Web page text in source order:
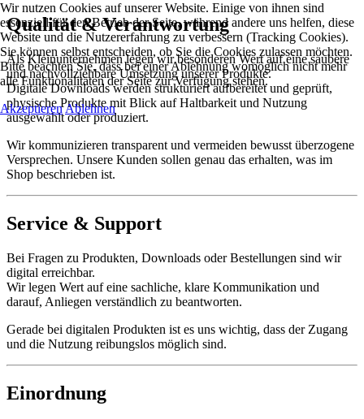
Qualität & Verantwortung
Als Kleinunternehmen legen wir besonderen Wert auf eine saubere
und nachvollziehbare Umsetzung unserer Produkte.
Digitale Downloads werden strukturiert aufbereitet und geprüft,
physische Produkte mit Blick auf Haltbarkeit und Nutzung
ausgewählt oder produziert.
Wir kommunizieren transparent und vermeiden bewusst überzogene
Versprechen. Unsere Kunden sollen genau das erhalten, was im
Shop beschrieben ist.
Service & Support
Bei Fragen zu Produkten, Downloads oder Bestellungen sind wir
digital erreichbar.
Wir legen Wert auf eine sachliche, klare Kommunikation und
darauf, Anliegen verständlich zu beantworten.
Gerade bei digitalen Produkten ist es uns wichtig, dass der Zugang
und die Nutzung reibungslos möglich sind.
Einordnung
Wir nutzen Cookies auf unserer Website. Einige von ihnen sind
essenziell für den Betrieb der Seite, während andere uns helfen, diese
Website und die Nutzererfahrung zu verbessern (Tracking Cookies).
Sie können selbst entscheiden, ob Sie die Cookies zulassen möchten.
Bitte beachten Sie, dass bei einer Ablehnung womöglich nicht mehr
alle Funktionalitäten der Seite zur Verfügung stehen.
AkzeptierenAblehnen